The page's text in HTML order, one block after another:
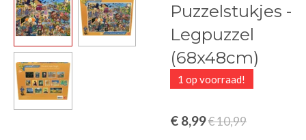
Puzzelstukjes -
Legpuzzel
(68x48cm)
1 op voorraad!
€ 8,99€ 10,99